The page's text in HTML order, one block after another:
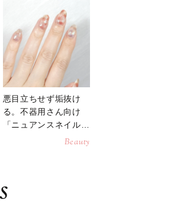
悪目立ちせず垢抜け
る。不器用さん向け
「ニュアンスネイル」
Beauty